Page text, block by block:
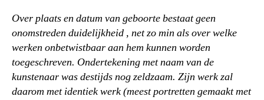
Over plaats en datum van geboorte bestaat geen
onomstreden duidelijkheid , net zo min als over welke
werken onbetwistbaar aan hem kunnen worden
toegeschreven. Ondertekening met naam van de
kunstenaar was destijds nog zeldzaam. Zijn werk zal
daarom met identiek werk (meest portretten gemaakt met